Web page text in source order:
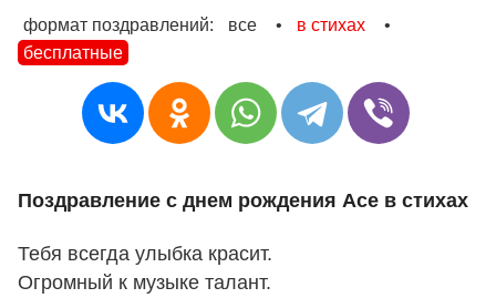
формат поздравлений: все • в стихах
•
бесплатные
Поздравление с днем рождения Асе в стихах
Тебя всегда улыбка красит.
Огромный к музыке талант.